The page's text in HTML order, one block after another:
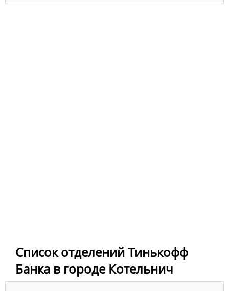
Список отделений Тинькофф
Банка в городе Котельнич